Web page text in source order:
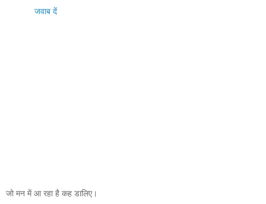
जवाब दें
जो मन में आ रहा है कह डालिए।